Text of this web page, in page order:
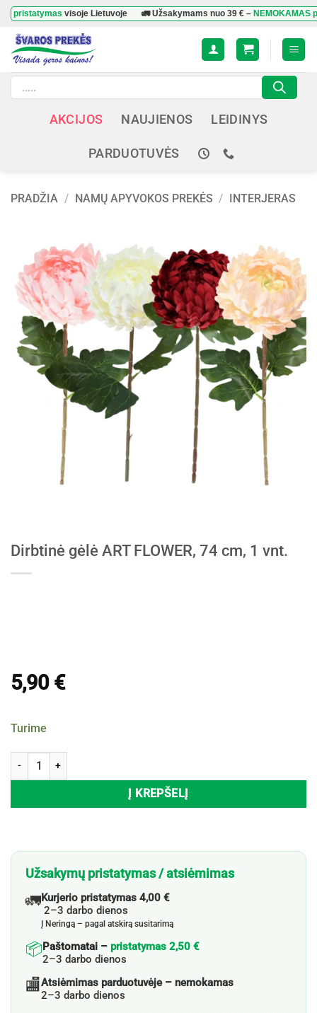
Skip
content
visoje Lietuvoje 🚛 Užsakymams nuo39 €–NEMOKAMAS
Products
search
AKCIJOS NAUJIENOS LEIDINYS
PARDUOTUVĖS
PRADŽIA / NAMŲ APYVOKOS PREKĖS / INTERJERAS
Dirbtinė gėlė ART FLOWER, 74 cm, 1 vnt.
5,90 €
Turime
produkto kiekis: Dirbtinė gėlė ART FLOWER, 74 cm, 1 vnt.
Į KREPŠELĮ
Užsakymų pristatymas / atsiėmimas
🚛Kurjerio pristatymas 4,00 €
2–3 darbo dienos
Į Neringą – pagal atskirą susitarimą
📦Paštomatai – pristatymas 2,50 €
2–3 darbo dienos
🏬Atsiėmimas parduotuvėje – nemokamas
2–3 darbo dienos